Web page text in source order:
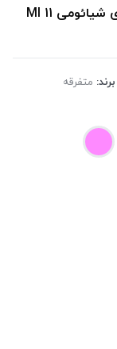
قاب TPU محافظ لنز دار شمعی مناسب برای شیائومی MI 11
برند: متفرقه